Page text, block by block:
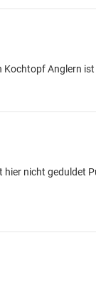
Kochtopf Anglern
hier nicht geduldet